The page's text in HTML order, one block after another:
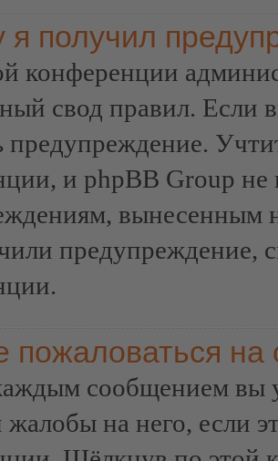
я получил
конференции
свод правил.
предупреждение.
и phpBB Group не
вынесенным
предупреждение,
пожаловаться
сообщением вы
жалобы на него, если